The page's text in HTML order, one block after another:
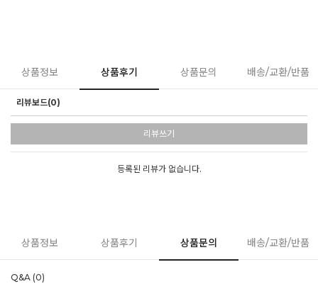
상품정보 상품후기 상품문의 배송/교환/반품
리뷰보드(0)
리뷰쓰기
등록된 리뷰가 없습니다.
상품정보 상품후기 상품문의 배송/교환/반품
Q&A (0)